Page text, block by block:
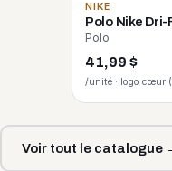
NIKE
Polo Nike
Polo
41,99 $
/unité · logo cœur
Voir tout le catalogue